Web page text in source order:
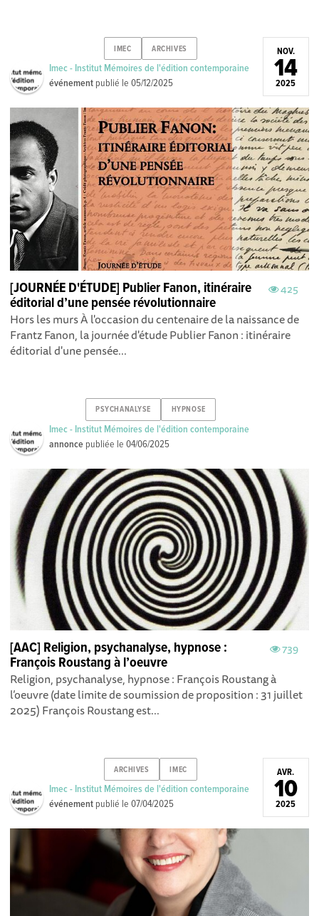
IMEC ARCHIVES
Imec - Institut Mémoires de l'édition contemporaine
événement publié le05/12/2025
NOV.
14
2025
425
[JOURNÉE D'ÉTUDE] Publier Fanon, itinéraire
éditorial d’une pensée révolutionnaire
Hors les murs À l'occasion du centenaire de la naissance de
Frantz Fanon, la journée d'étude Publier Fanon : itinéraire
éditorial d'une pensée...
PSYCHANALYSE HYPNOSE
Imec - Institut Mémoires de l'édition contemporaine
annonce publiée le04/06/2025
739
[AAC] Religion, psychanalyse, hypnose :
François Roustang à l’oeuvre
Religion, psychanalyse, hypnose : François Roustang à
l’oeuvre (date limite de soumission de proposition : 31 juillet
2025) François Roustang est...
ARCHIVES IMEC
Imec - Institut Mémoires de l'édition contemporaine
événement publié le07/04/2025
AVR.
10
2025